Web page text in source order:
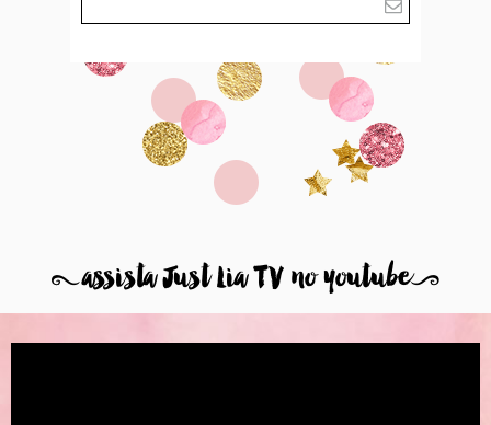
8assista Just Lia TV no youtube9